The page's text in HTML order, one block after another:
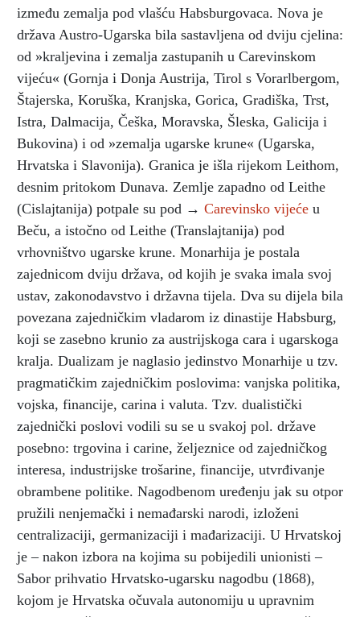
između zemalja pod vlašću Habsburgovaca. Nova je
država Austro-Ugarska bila sastavljena od dviju cjelina:
od »kraljevina i zemalja zastupanih u Carevinskom
vijeću« (Gornja i Donja Austrija, Tirol s Vorarlbergom,
Štajerska, Koruška, Kranjska, Gorica, Gradiška, Trst,
Istra, Dalmacija, Češka, Moravska, Šleska, Galicija i
Bukovina) i od »zemalja ugarske krune« (Ugarska,
Hrvatska i Slavonija). Granica je išla rijekom Leithom,
desnim pritokom Dunava. Zemlje zapadno od Leithe
(Cislajtanija) potpale su pod → Carevinsko vijeće u
Beču, a istočno od Leithe (Translajtanija) pod
vrhovništvo ugarske krune. Monarhija je postala
zajednicom dviju država, od kojih je svaka imala svoj
ustav, zakonodavstvo i državna tijela. Dva su dijela bila
povezana zajedničkim vladarom iz dinastije Habsburg,
koji se zasebno krunio za austrijskoga cara i ugarskoga
kralja. Dualizam je naglasio jedinstvo Monarhije u tzv.
pragmatičkim zajedničkim poslovima: vanjska politika,
vojska, financije, carina i valuta. Tzv. dualistički
zajednički poslovi vodili su se u svakoj pol. države
posebno: trgovina i carine, željeznice od zajedničkog
interesa, industrijske trošarine, financije, utvrđivanje
obrambene politike. Nagodbenom uređenju jak su otpor
pružili nenjemački i nemađarski narodi, izloženi
centralizaciji, germanizaciji i mađarizaciji. U Hrvatskoj
je – nakon izbora na kojima su pobijedili unionisti –
Sabor prihvatio Hrvatsko-ugarsku nagodbu (1868),
kojom je Hrvatska očuvala autonomiju u upravnim